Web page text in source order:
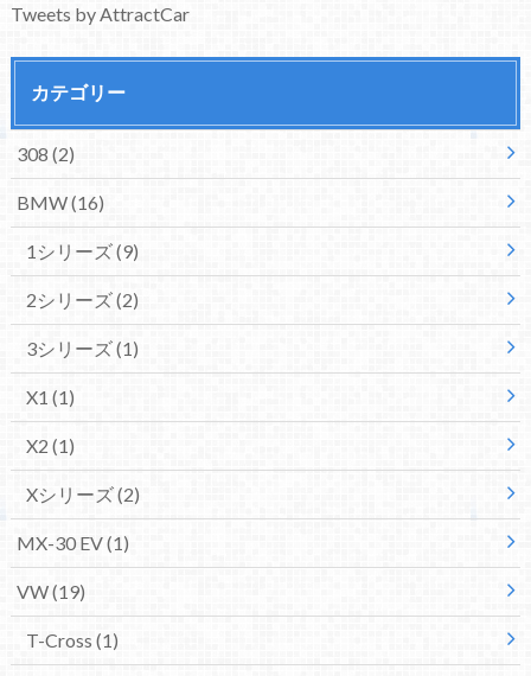
Tweets by AttractCar
カテゴリー
308 (2)
BMW(16)
1シリーズ(9)
2シリーズ(2)
3シリーズ(1)
X1 (1)
X2 (1)
Xシリーズ(2)
MX-30 EV(1)
VW(19)
T-Cross (1)